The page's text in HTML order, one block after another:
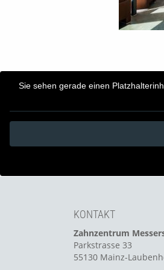
Sie sehen gerade einen
KONTAKT
Zahnzentrum
Parkstrasse 33
55130 Mainz-